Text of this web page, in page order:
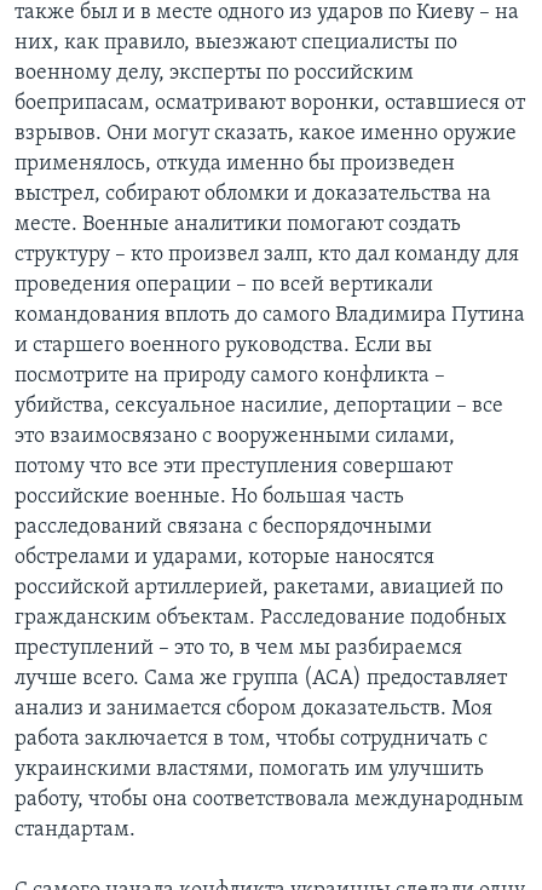
также был и в месте одного из ударов по Киеву – на
них, как правило, выезжают специалисты по
военному делу, эксперты по российским
боеприпасам, осматривают воронки, оставшиеся от
взрывов. Они могут сказать, какое именно оружие
применялось, откуда именно бы произведен
выстрел, собирают обломки и доказательства на
месте. Военные аналитики помогают создать
структуру – кто произвел залп, кто дал команду для
проведения операции – по всей вертикали
командования вплоть до самого Владимира Путина
и старшего военного руководства. Если вы
посмотрите на природу самого конфликта –
убийства, сексуальное насилие, депортации – все
это взаимосвязано с вооруженными силами,
потому что все эти преступления совершают
российские военные. Но большая часть
расследований связана с беспорядочными
обстрелами и ударами, которые наносятся
российской артиллерией, ракетами, авиацией по
гражданским объектам. Расследование подобных
преступлений – это то, в чем мы разбираемся
лучше всего. Сама же группа (ACA) предоставляет
анализ и занимается сбором доказательств. Моя
работа заключается в том, чтобы сотрудничать с
украинскими властями, помогать им улучшить
работу, чтобы она соответствовала международным
стандартам.